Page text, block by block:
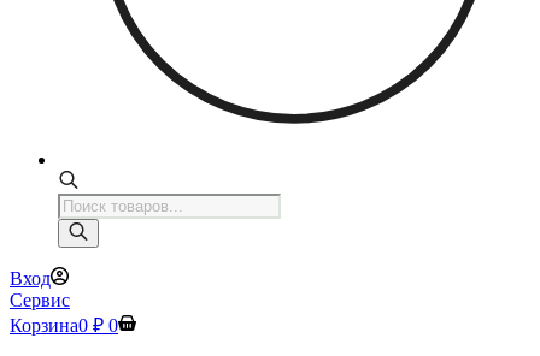
Поиск
товаров
Вход
Сервис
Корзина0 ₽ 0